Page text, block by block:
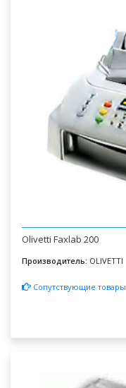
Olivetti Faxlab 200
Производитель: OLIVETTI
Сопутствующие товары